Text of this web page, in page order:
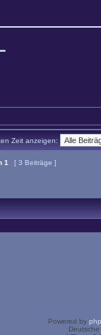
Zeit anzeigen:
1
[ 3 Beiträge ]
Powered by